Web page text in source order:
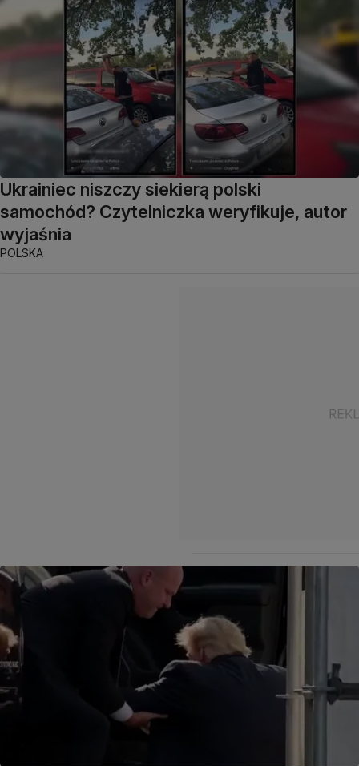
Ukrainiec niszczy siekierą polski
samochód? Czytelniczka weryfikuje, autor
wyjaśnia
POLSKA